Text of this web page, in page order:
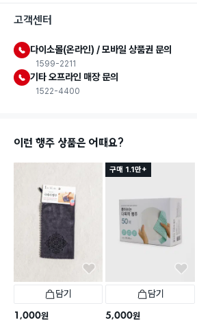
고객센터
다이소몰(온라인) / 모바일 상품권 문의
1599-2211
기타 오프라인 매장 문의
1522-4400
이런 행주 상품은 어때요?
담기
1,000원
구매 1.1만+
담기
5,000원